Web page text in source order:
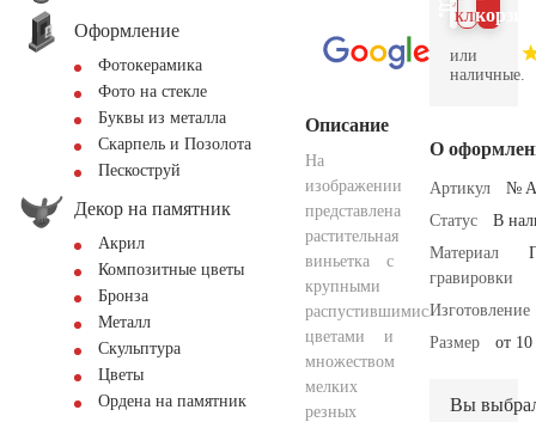
Оформление
Фотокерамика
Фото на стекле
Буквы из металла
Скарпель и Позолота
Пескоструй
Декор на памятник
Акрил
Композитные цветы
Бронза
Металл
Скульптура
Цветы
Ордена на памятник
Описание
На
изображении
представлена
растительная
виньетка с
крупными
распустившимися
цветами и
множеством
мелких
резных
клик
или
наличные.
О
Артикул
№
Статус
В
Материал
гравировки
Изготовление
Размер
от
Вы